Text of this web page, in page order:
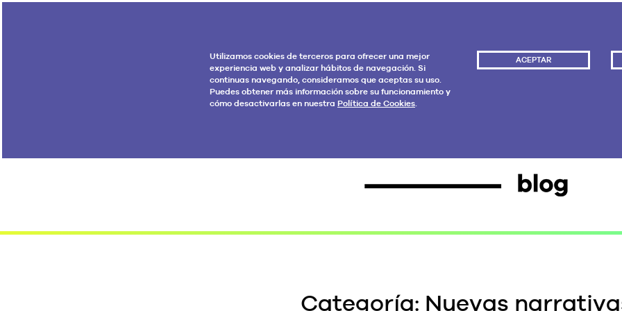
Utilizamos cookies de terceros para ofrecer una mejor
experiencia web y analizar hábitos de navegación. Si
continuas navegando, consideramos que aceptas su uso.
Puedes obtener más información sobre su funcionamiento y
cómo desactivarlas en nuestra Política de Cookies.
ACEPTAR
Categoría: Nuevas